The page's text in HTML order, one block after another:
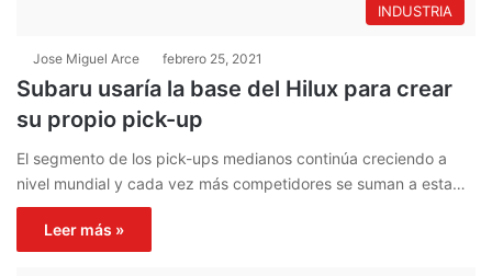
INDUSTRIA
Jose Miguel Arce febrero 25, 2021
Subaru usaría la base del Hilux para crear
su propio pick-up
El segmento de los pick-ups medianos continúa creciendo a
nivel mundial y cada vez más competidores se suman a esta…
Leer más »